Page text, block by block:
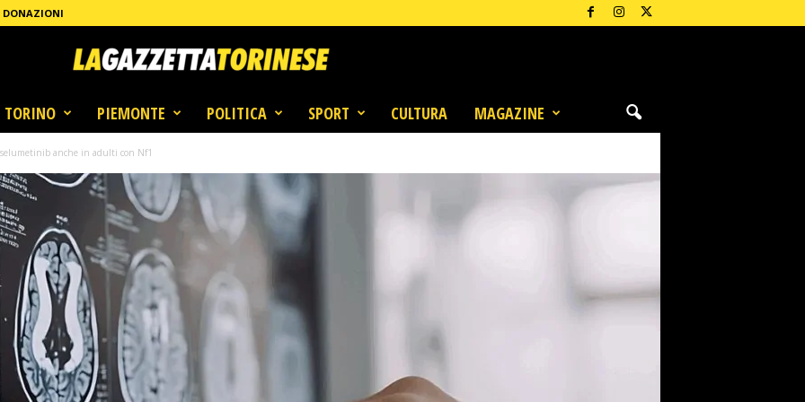
DONAZIONI
TORINO PIEMONTE POLITICA SPORT CULTURA MAGAZINE
anche in adulti con Nf1